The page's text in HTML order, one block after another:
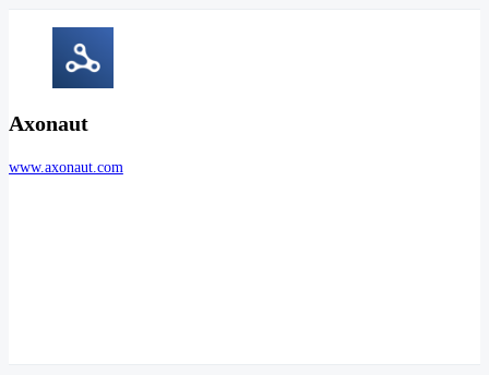
Axonaut
www.axonaut.com